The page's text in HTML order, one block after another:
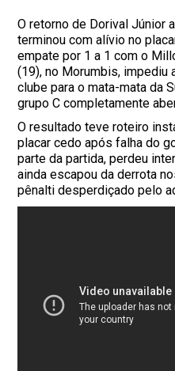
O retorno de Dorival Júnior
terminou com alívio no
empate por 1 a 1 com o
(19), no Morumbis, impediu
clube para o mata-mata da
grupo C completamente
O resultado teve roteiro
placar cedo após falha do
parte da partida, perdeu
ainda escapou da derrota
pênalti desperdiçado pelo